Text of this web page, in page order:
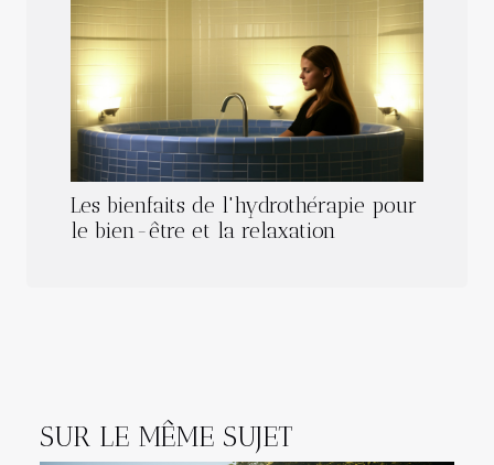
Les bienfaits de l'hydrothérapie pour
le bien-être et la relaxation
SUR LE MÊME SUJET